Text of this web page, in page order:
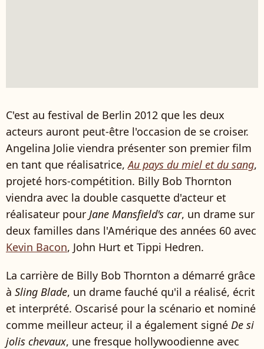
C'est au festival de Berlin 2012 que les deux
acteurs auront peut-être l'occasion de se croiser.
Angelina Jolie viendra présenter son premier film
en tant que réalisatrice,Au pays du miel et du sang,
projeté hors-compétition. Billy Bob Thornton
viendra avec la double casquette d'acteur et
réalisateur pour Jane Mansfield's car, un drame sur
deux familles dans l'Amérique des années 60 avec
Kevin Bacon, John Hurt et Tippi Hedren.
La carrière de Billy Bob Thornton a démarré grâce
à Sling Blade, un drame fauché qu'il a réalisé, écrit
et interprété. Oscarisé pour la scénario et nominé
comme meilleur acteur, il a également signé De si
jolis chevaux, une fresque hollywoodienne avec